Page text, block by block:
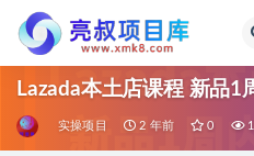
Lazada本土店课程 新品1
实操项目 2 年前 0